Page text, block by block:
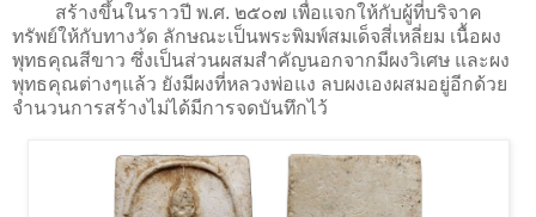
สร้างขึ้นในราวปี พ.ศ. ๒๕๐๗ เพื่อแจกให้กับผู้ที่บริจาค
ทรัพย์ให้กับทางวัด ลักษณะเป็นพระพิมพ์สมเด็จสี่เหลี่ยม เนื้อผง
พุทธคุณสีขาว ซึ่งเป็นส่วนผสมสำคัญนอกจากมีผงวิเศษ และผง
พุทธคุณต่างๆแล้ว ยังมีผงที่หลวงพ่อแง ลบผงเองผสมอยู่อีกด้วย
จำนวนการสร้างไม่ได้มีการจดบันทึกไว้